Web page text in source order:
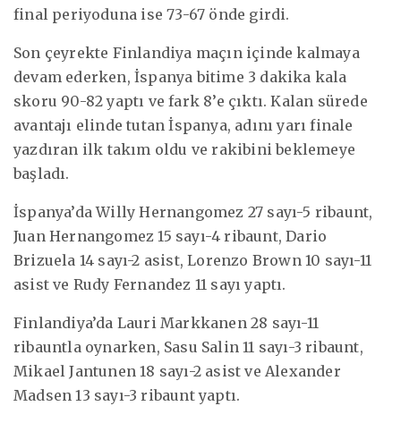
final periyoduna ise 73-67 önde girdi.
Son çeyrekte Finlandiya maçın içinde kalmaya
devam ederken, İspanya bitime 3 dakika kala
skoru 90-82 yaptı ve fark 8’e çıktı. Kalan sürede
avantajı elinde tutan İspanya, adını yarı finale
yazdıran ilk takım oldu ve rakibini beklemeye
başladı.
İspanya’da Willy Hernangomez 27 sayı-5 ribaunt,
Juan Hernangomez 15 sayı-4 ribaunt, Dario
Brizuela 14 sayı-2 asist, Lorenzo Brown 10 sayı-11
asist ve Rudy Fernandez 11 sayı yaptı.
Finlandiya’da Lauri Markkanen 28 sayı-11
ribauntla oynarken, Sasu Salin 11 sayı-3 ribaunt,
Mikael Jantunen 18 sayı-2 asist ve Alexander
Madsen 13 sayı-3 ribaunt yaptı.